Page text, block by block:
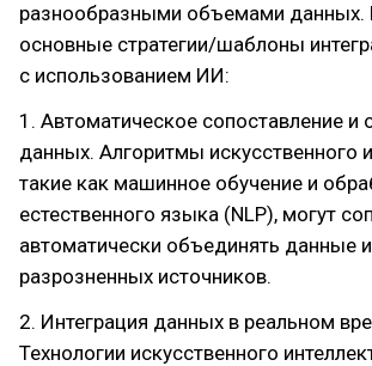
разнообразными объемами данных.
основные стратегии/шаблоны
с использованием ИИ:
1. Автоматическое сопоставление и
данных. Алгоритмы искусственного
такие как машинное обучение и
естественного языка (NLP), могут
автоматически объединять данные
разрозненных источников.
2. Интеграция данных в реальном
Технологии искусственного